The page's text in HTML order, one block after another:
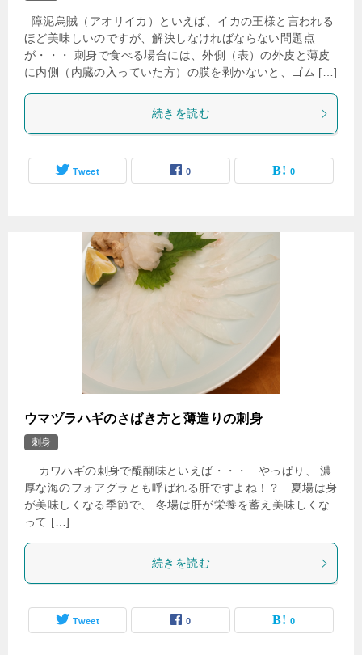
障泥烏賊（アオリイカ）といえば、イカの王様と言われる
ほど美味しいのですが、解決しなければならない問題点
が・・・ 刺身で食べる場合には、外側（表）の外皮と薄皮
に内側（内臓の入っていた方）の膜を剥かないと、ゴム […]
続きを読む
Tweet 0 0
ウマヅラハギのさばき方と薄造りの刺身
刺身
カワハギの刺身で醍醐味といえば・・・ やっぱり、 濃
厚な海のフォアグラとも呼ばれる肝ですよね！？ 夏場は身
が美味しくなる季節で、 冬場は肝が栄養を蓄え美味しくな
って […]
続きを読む
Tweet 0 0